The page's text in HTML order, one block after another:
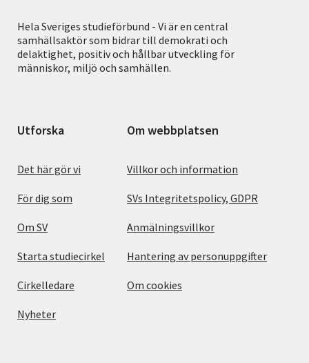
Hela Sveriges studieförbund - Vi är en central
samhällsaktör som bidrar till demokrati och
delaktighet, positiv och hållbar utveckling för
människor, miljö och samhällen.
Utforska
Det här gör vi
För dig som
Om SV
Starta studiecirkel
Cirkelledare
Nyheter
Om webbplatsen
Villkor och information
SVs Integritetspolicy, GDPR
Anmälningsvillkor
Hantering av personuppgifter
Om cookies